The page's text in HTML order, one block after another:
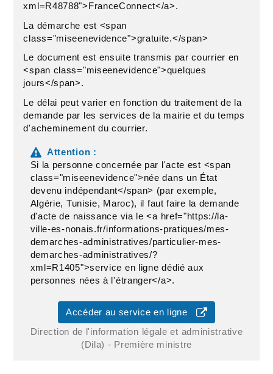
xml=R48788">FranceConnect</a>.
La démarche est <span
class="miseenevidence">gratuite.</span>
Le document est ensuite transmis par courrier en
<span class="miseenevidence">quelques
jours</span>.
Le délai peut varier en fonction du traitement de la
demande par les services de la mairie et du temps
d'acheminement du courrier.
Attention :
Si la personne concernée par l'acte est <span
class="miseenevidence">née dans un État
devenu indépendant</span> (par exemple,
Algérie, Tunisie, Maroc), il faut faire la demande
d'acte de naissance via le <a href="https://la-
ville-es-nonais.fr/informations-pratiques/mes-
demarches-administratives/particulier-mes-
demarches-administratives/?
xml=R1405">service en ligne dédié aux
personnes nées à l'étranger</a>.
Accéder au service en ligne
Direction de l'information légale et administrative
(Dila) - Première ministre